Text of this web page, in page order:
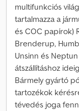
multifunkciós
tartalmazza a
és COC papírok)
Brenderup,
Unsinn és
átszállításhoz
Bármely gyártó
tartozékok
tévedés joga